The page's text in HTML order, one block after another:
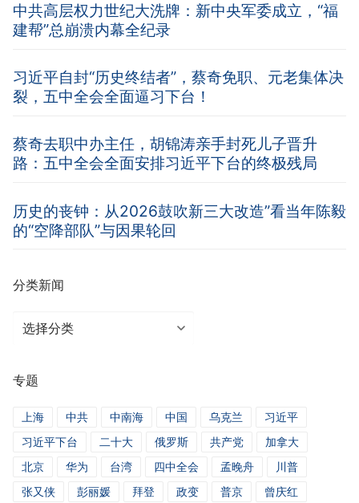
中共高层权力世纪大洗牌：新中央军委成立，“福
建帮”总崩溃内幕全纪录
习近平自封“历史终结者”，蔡奇免职、元老集体决
裂，五中全会全面逼习下台！
蔡奇去职中办主任，胡锦涛亲手封死儿子晋升
路：五中全会全面安排习近平下台的终极残局
历史的丧钟：从2026鼓吹新三大改造”看当年陈毅
的“空降部队”与因果轮回
分类新闻
分
闻
专题
上海 中共 中南海 中国 乌克兰
习近平
习近平下台
二十大 俄罗斯 共产党
加拿大
北京
华为 台湾 四中全会 孟晚舟
川普
张又侠
彭丽媛 拜登 政变 普京
曾庆红